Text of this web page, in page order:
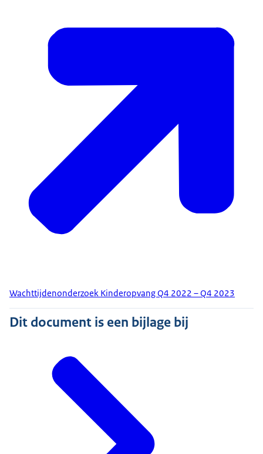
Wachttijdenonderzoek Kinderopvang Q4 2022 – Q4 2023
Dit document is een bijlage bij